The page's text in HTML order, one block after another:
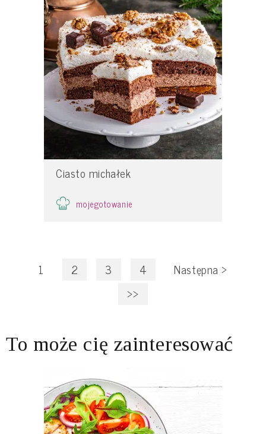
Ciasto michałek
mojegotowanie
1 2 3 4 Następna>
>>
To może cię zainteresować